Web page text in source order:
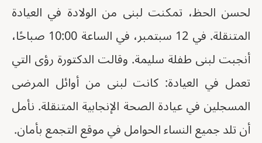
لحسن الحظ، تمكنت لبنى من الولادة في العيادة
المتنقلة. في 12 سبتمبر، في الساعة 10:00 صباحًا،
أنجبت لبنى طفلة سليمة. وقالت الدكتورة رؤى التي
تعمل في العيادة: كانت لبنى من أوائل المرضى
المسجلين في عيادة الصحة الإنجابية المتنقلة. نأمل
أن تلد جميع النساء الحوامل في موقع التجمع بأمان.